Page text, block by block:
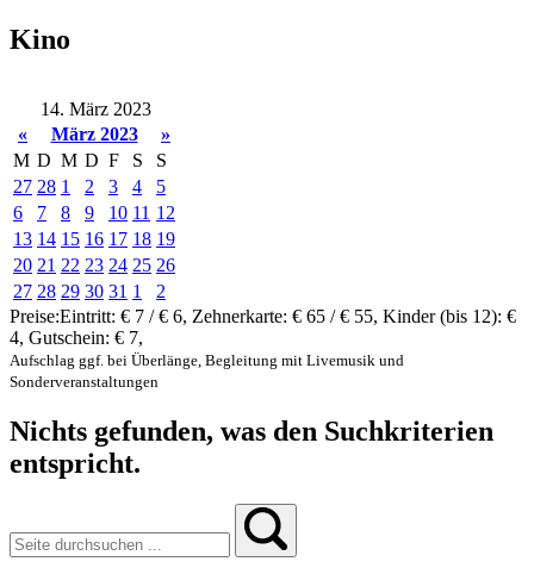
Kino
14. März 2023
«
März 2023
»
M D M D F S
S
27 28 1 2 3 4
5
6
7 8 9 10 11 12
13 14 15 16 17 18 19
20 21 22 23 24 25 26
27 28 29 30 31 1
2
Preise:Eintritt: € 7 / € 6, Zehnerkarte: € 65 / € 55, Kinder (bis 12): €
4, Gutschein: € 7,
Aufschlag ggf. bei Überlänge, Begleitung mit Livemusik und
Sonderveranstaltungen
Nichts gefunden, was den Suchkriterien
entspricht.